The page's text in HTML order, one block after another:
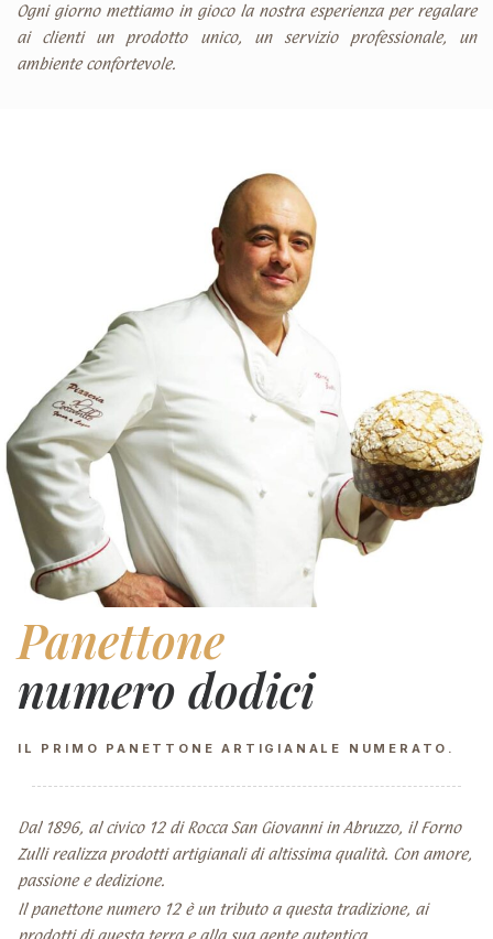
Ogni giorno mettiamo in gioco la nostra esperienza per regalare
ai clienti un prodotto unico, un servizio professionale, un
ambiente confortevole.
Panettone
numero dodici
IL PRIMO PANETTONE ARTIGIANALE NUMERATO.
Dal 1896, al civico 12 di Rocca San Giovanni in Abruzzo, il Forno
Zulli realizza prodotti artigianali di altissima qualità. Con amore,
passione e dedizione.
Il panettone numero 12 è un tributo a questa tradizione, ai
prodotti di questa terra e alla sua gente autentica.